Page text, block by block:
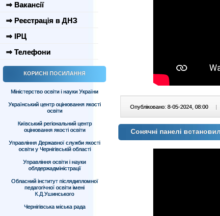
⇒ Вакансії
⇒ Реєстрація в ДНЗ
⇒ ІРЦ
⇒ Телефони
КОРИСНІ ПОСИЛАННЯ
Міністерство освіти і науки України
Український центр оцінювання якості
освіти
Київський регіональний центр
оцінювання якості освіти
Управління Державної служби якості
освіти у Чернігівській області
Управління освіти і науки
облдержадміністрації
Обласний інститут післядипломної
педагогічної освіти імені
К.Д.Ушинського
Чернігівська міська рада
Опубліковано: 8-05-2024, 08:00 |
Сонячні панелі